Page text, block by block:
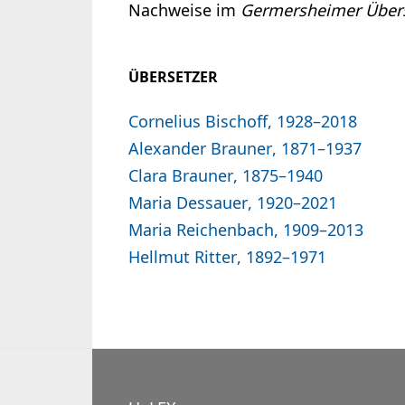
Nachweise im Germersheimer
ÜBERSETZER
Cornelius Bischoff, 1928–2018
Alexander Brauner, 1871–1937
Clara Brauner, 1875–1940
Maria Dessauer, 1920–2021
Maria Reichenbach, 1909–2013
Hellmut Ritter, 1892–1971